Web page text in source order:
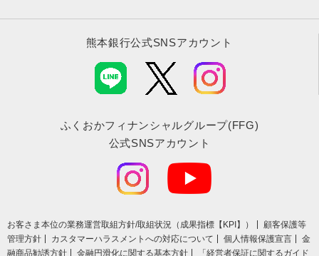
熊本銀行公式SNSアカウント
ふくおかフィナンシャルグループ(FFG)
公式SNSアカウント
お客さま本位の業務運営取組⽅針/取組状況（成果指標【KPI】）
顧客保護等
管理方針
カスタマーハラスメントへの対応について 個人情報保護宣言
金
融商品勧誘方針
金融円滑化に関する基本方針 「経営者保証に関するガイド